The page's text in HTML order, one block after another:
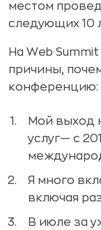
местом
следующих 10
На Web
причины,
конференцию:
Мой выход
услуг— с
Я много
включая
В июле за